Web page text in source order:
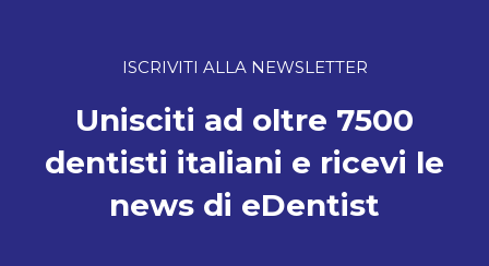
ISCRIVITI ALLA NEWSLETTER
Unisciti ad oltre 7500
dentisti italiani e ricevi le
news di eDentist